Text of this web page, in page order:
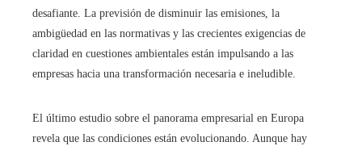
desafiante. La previsión de disminuir las emisiones, la
ambigüedad en las normativas y las crecientes exigencias de
claridad en cuestiones ambientales están impulsando a las
empresas hacia una transformación necesaria e ineludible.
El último estudio sobre el panorama empresarial en Europa
revela que las condiciones están evolucionando. Aunque hay